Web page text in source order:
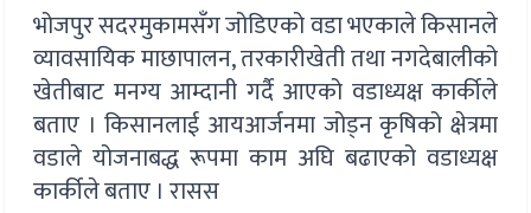
भोजपुर सदरमुकामसँग जोडिएको वडा भएकाले किसानले
व्यावसायिक माछापालन, तरकारीखेती तथा नगदेबालीको
खेतीबाट मनग्य आम्दानी गर्दै आएको वडाध्यक्ष कार्कीले
बताए । किसानलाई आयआर्जनमा जोड्न कृषिको क्षेत्रमा
वडाले योजनाबद्ध रूपमा काम अघि बढाएको वडाध्यक्ष
कार्कीले बताए । रासस